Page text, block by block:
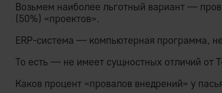
Возьмем наиболее льготный вариант —
(50%) «проектов».
ERP-система — компьютерная программа,
То есть — не имеет сущностных отличий от
Каков процент «провалов внедрений» у